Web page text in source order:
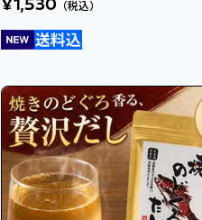
¥1,530（税込）